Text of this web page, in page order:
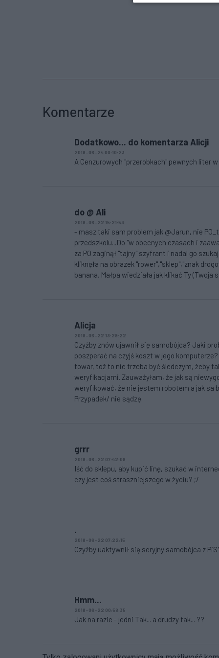
Komentarze
Dodatkowo... do komentarza Alicji
2018-06-24 00:10:23
A Cenzurowych "przerobkach" pewnych liter
do @ Ali
2018-06-22 15:21:53
- masz taki sam problem jak @Jarun, nie
przedszkolu...Do "w obecnych czasach i
za PO zaginął "tajny" szyfrant i nadal go
kliknęła na obrazek "rower","sklep","znak
banana. Małpa wiedziała jak klikać Ty (Twoja
Alicja
2018-06-22 13:29:22
Czyżby znów ujawnił się samobójca? Jaki
poszperać na czyjś koszt w jego
towar, toż to nie trzeba być śledczym, żeby
weryfikacjami. Zauważyłam, że jak są
weryfikować, że nie jestem robotem a jak sa
Przypadek/ nie sądzę.
grrr
2018-06-22 07:42:08
Iść do sklepu, aby kupić linę, szukać w
czy jest coś straszniejszego w życiu? ;/
.
2018-06-22 07:22:15
Czyżby uaktywnił się seryjny samobójca z
Hmm...
2018-06-22 00:58:35
Jak na razie - jedni Tak... a drudzy tak... ??